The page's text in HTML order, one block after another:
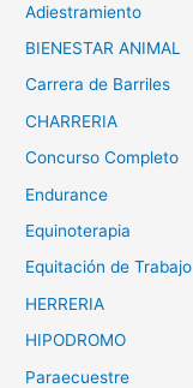
Adiestramiento
BIENESTAR ANIMAL
Carrera de Barriles
CHARRERIA
Concurso Completo
Endurance
Equinoterapia
Equitación de Trabajo
HERRERIA
HIPODROMO
Paraecuestre